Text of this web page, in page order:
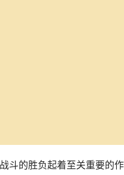
斗的胜负起着至关重要的